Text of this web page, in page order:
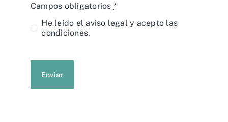
Campos obligatorios *
He leído elaviso legal y acepto las
condiciones.
Enviar